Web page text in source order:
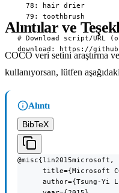
  78: hair drier
  79: toothbrush
# Download script/URL
download: https://
Alıntılar ve
COCO veri setini araştırma
kullanıyorsan, lütfen
Alıntı
BibTeX
@misc{lin2015microsoft,
title={Microsoft
author={Tsung-Yi